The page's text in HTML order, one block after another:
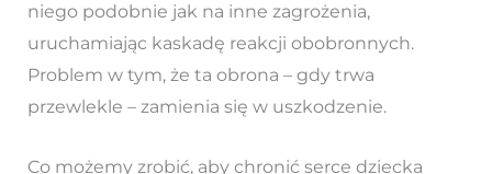
niego podobnie jak na inne zagrożenia,
uruchamiając kaskadę reakcji obobronnych.
Problem w tym, że ta obrona – gdy trwa
przewlekle – zamienia się w uszkodzenie.
Co możemy zrobić, aby chronić serce dziecka